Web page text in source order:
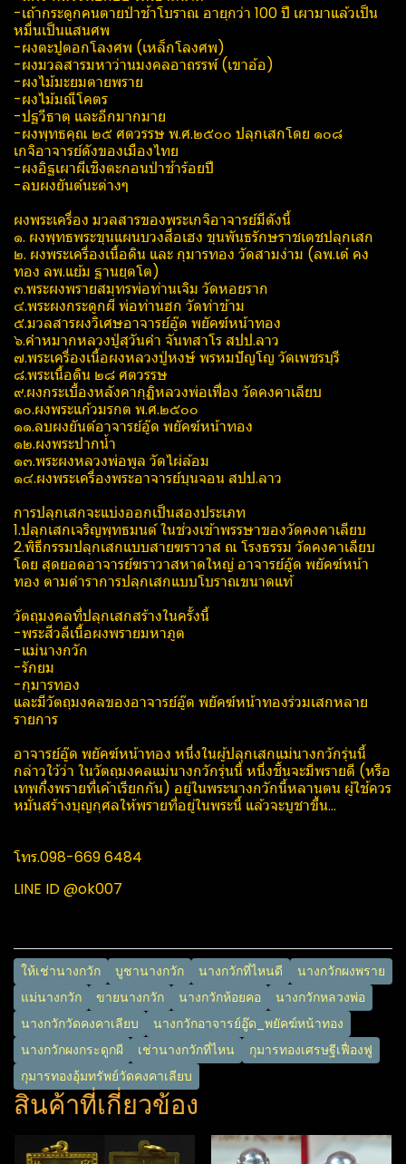
-เถ้ากระดูกคนตายป่าช้าโบราณ อายุกว่า 100 ปี เผามาแล้วเป็น
หมื่นเป็นแสนศพ
-ผงตะปูตอกโลงศพ (เหล็กโลงศพ)
-ผงมวลสารมหาว่านมงคลอาถรรพ์​ (เขาอ้อ)
-ผงไม้มะยมตายพราย
-ผงไม้มณีโคต​ร
-ปฐวี​ธาตุ​ และอีกมากมาย
-ผงพุทธคุณ​ ๒๕ ศตวรรษ​ พ.ศ.๒๕๐๐ ปลุกเสกโดย ๑๐๘
เกจิอาจารย์ดังของเมืองไทย
-ผงอิฐเผาผีเชิงตะกอน​ป่าช้าร้อยปี
-ลบผงยันต์นะต่างๆ
ผงพระเครื่อง มวลสารของพระเกจิอาจารย์มีดังนี้
๑. ผงพุทธพระขุนแผนบวงสื่อเฮง ขุน​พันธรักษ​ราช​เดช​ปลุกเสก​
๒. ผงพระเครื่องเนื้อดิน และ กุมารทอง วัดสามง่าม (ลพ.เต๋ คง
ทอง ลพ.แย้ม ฐานยุต​โต​)
๓.พระผงพรายสมุทรพ่อท่านเจิม วัดหอยราก
๔.พระผงกระดูกผี พ่อท่านฮก วัดท่าข้าม
๕.มวลสารผงวิเศษอาจารย์อู๊ด พยัคฆ์​หน้า​ทอง​
๖.คำหมากหลวงปู่สุ​วัน​คำ ​จั​นท​สาโร​ สปป.ลาว
๗.พระเครื่องเนื้อผงหลวงปู่หงษ์​ พรหม​ปัญโญ​ วัด​เพชรบุรี​
๘.พระเนื้อดิน ๒๘ ศตวรรษ​
๙.ผงกระเบื้องหลังคากุฏิ​หลวงพ่อเฟื่อง วัดคงคาเลียบ
๑๐.ผงพระแก้วมรกต​ พ.ศ.๒๕๐๐
๑๑.ลบผงยันต์อาจารย์​อู๊ด​ พยัคฆ์​หน้า​ทอง​
๑๒.ผงพระปากน้ำ
๑๓.พระผงหลวงพ่อพูล วัดไผ่ล้อม
๑๔.ผงพระเครื่องพระอาจารย์บุนจอน​ สปป.ลาว
การปลุกเสกจะแบ่งออกเป็นสองประเภท
1.ปลุกเสกเจริญพุทธมนต์ ในช่วงเข้าพรรษา​ของวัดคงคาเลียบ
2.พิธีกรรมปลุกเสกแบบสายฆราวาส​ ณ​ โรงธรรม วัดคงคาเลียบ​
โดย​ สุดยอดอาจารย์ฆราวาส​หาดใหญ่​ อาจารย์​อู๊ด​ พยัคฆ์​หน้า​
ทอง​ ตามตำราการปลุกเสกแบบโบราณขนาดแท้
วัตถุมงคลที่ปลุกเสกสร้างในครั้งนี้
-พระสีวลีเนื้อผงพรายมหาภูต​
-แม่นางกวัก
-รักยม
-กุมารทอง
และมีวัตถุมงคลของอาจารย์อู๊ด​ พยัคฆ์​หน้า​ทอง​ร่วมเสกหลาย
รายการ
อาจารย์อู๊ด​ พยัคฆ์​หน้า​ทอง​ หนึ่งในผู้ปลุกเสกแม่นางกวักรุ่นนี้
กล่าวใว้ว่า​ ในวัตถุมงคล​แม่นางกวักรุ่นนี้​ หนึ่งชิ้นจะมีพรายดี​ (หรือ
เทพกึ่งพรายที่เค้าเรียกกัน) อยู่ในพระนางกวักนี้หลานตน​ ผู้ใช้ควร
หมั่นสร้างบุญกุศล​ให้พรายที่อยู่ในพระนี้​ แล้วจะบูชาขึ้น...
โทร.098-669 6484
LINE ID @ok007
ให้เช่านางกวัก​ บูชานางกวัก​ นางกวักที่ไหนดี​
นางกวักผงพราย​
แม่นางกวัก​
ขายนางกวัก​ นางกวักห้อยคอ​
นางกวักหลวงพ่อ​
นางกวักวัดคงคาเลียบ​
นางกวักอาจารย์อู๊ด_พยัคฆ์หน้าทอง​
นางกวักผงกระดูกผี​
เช่านางกวักที่ไหน​
กุมารทองเศรษฐีเฟื่องฟู​
กุมารทองอุ้มทรัพย์วัดคงคาเลียบ
สินค้าที่เกี่ยวข้อง